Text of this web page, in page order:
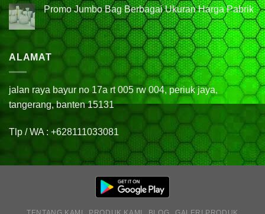
Promo Jumbo Bag Berbagai Ukuran Harga Pabrik
ALAMAT
jalan raya bayur no 17a rt 005 rw 004, periuk jaya,
tangerang, banten 15131
Tlp / WA : +628111033081